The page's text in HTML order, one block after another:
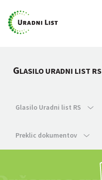
GLASILO URADNI LIST RS
Glasilo Uradni list RS
Preklic dokumentov